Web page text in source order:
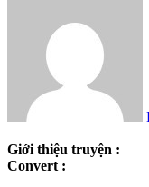
Giới thiệu truyện :
Convert :